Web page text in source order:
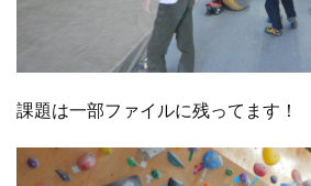
課題は一部ファイルに残ってます！